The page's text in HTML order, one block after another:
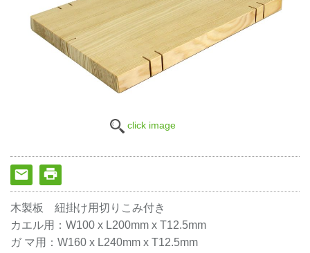
click image
木製板 紐掛け用切りこみ付き
カエル用：W100 x L200mm x T12.5mm
ガ マ用：W160 x L240mm x T12.5mm